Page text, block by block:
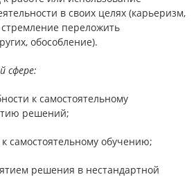
в своих целях (карьеризм,
переложить
обособление).
сфере:
к самостоятельному
решений;
самостоятельному обучению;
решения в нестандартной